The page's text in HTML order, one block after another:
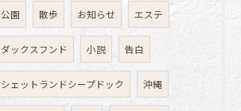
公園 散歩 お知らせ エステ
ダックスフンド 小説 告白
シェットランドシープドック 沖縄